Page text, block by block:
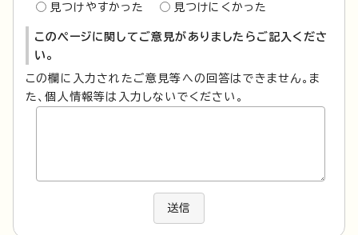
見つけやすかった 見つけにくかった
このページに関してご意見がありましたらご記入くださ
い。
この欄に入力されたご意見等への回答はできません。ま
た、個人情報等は入力しないでください。
送信